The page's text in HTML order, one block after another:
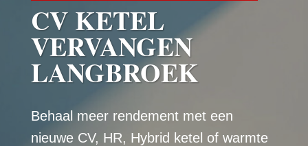
CV KETEL
VERVANGEN
LANGBROEK
Behaal meer rendement met een
nieuwe CV, HR, Hybrid ketel of warmte